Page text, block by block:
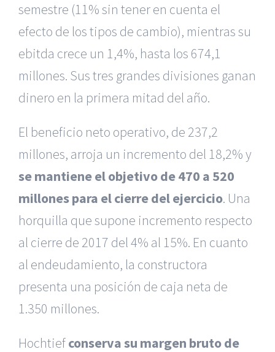
semestre (11% sin tener en cuenta el
efecto de los tipos de cambio), mientras su
ebitda crece un 1,4%, hasta los 674,1
millones. Sus tres grandes divisiones ganan
dinero en la primera mitad del año.
El beneficio neto operativo, de 237,2
millones, arroja un incremento del 18,2% y
se mantiene el objetivo de 470 a 520
millones para el cierre del ejercicio. Una
horquilla que supone incremento respecto
al cierre de 2017 del 4% al 15%. En cuanto
al endeudamiento, la constructora
presenta una posición de caja neta de
1.350 millones.
Hochtiefconserva su margen bruto de